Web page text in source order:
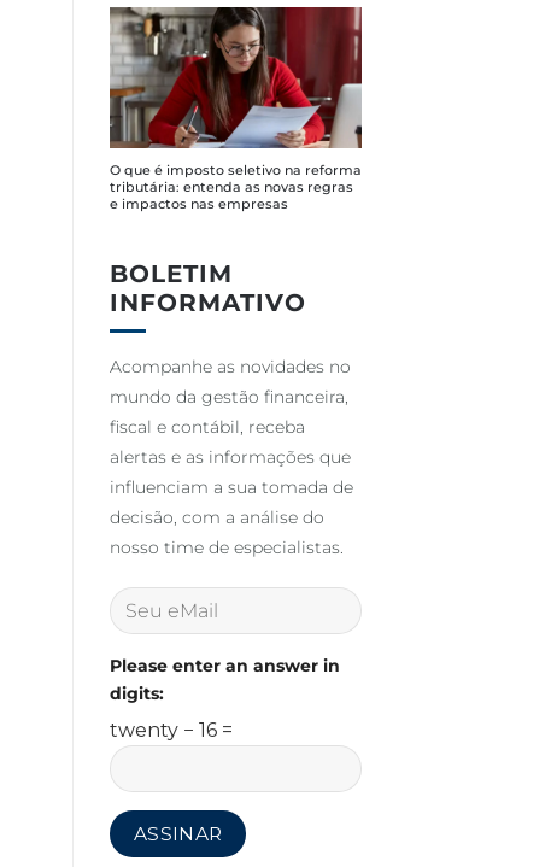
O que é imposto seletivo na reforma
tributária: entenda as novas regras
e impactos nas empresas
BOLETIM
INFORMATIVO
Acompanhe as novidades no
mundo da gestão financeira,
fiscal e contábil, receba
alertas e as informações que
influenciam a sua tomada de
decisão, com a análise do
nosso time de especialistas.
Please enter an answer in
digits:
twenty − 16 =